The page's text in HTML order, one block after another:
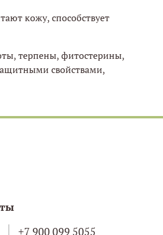
кожу, способствует
терпены, фитостерины,
свойствами,
+7 900 099 5055